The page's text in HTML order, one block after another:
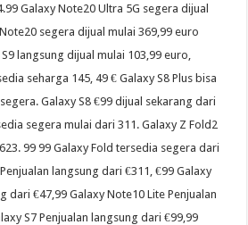
Galaxy Note20 Ultra 5G segera dijual
segera dijual mulai 369,99 euro
langsung dijual mulai 103,99 euro,
seharga 145, 49 € Galaxy S8 Plus bisa
Galaxy S8 €99 dijual sekarang dari
segera mulai dari 311. Galaxy Z Fold2
99 99 Galaxy Fold tersedia segera dari
langsung dari €311, €99 Galaxy
dari €47,99 Galaxy Note10 Lite Penjualan
S7 Penjualan langsung dari €99,99